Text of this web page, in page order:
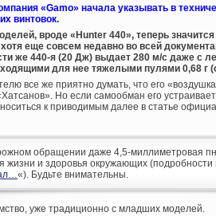
«Gamo» начала указывать в
винтовок.
вроде «Hunter 440», теперь
еще совсем недавно во всей
же 440-я (20 Дж) выдает 280 м/с даже с
для нее тяжелыми пулями 0,68 г
все же приятно думать, что его
Но если самообман его
к приводимым далее в статье
обращении даже 4,5-миллиметровая
жизни и здоровья окружающих (подробности
«). Будьте внимательны.
уже традиционно с младших моделей.